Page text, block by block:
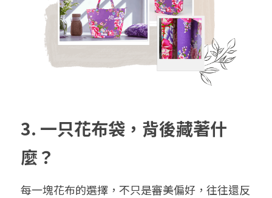
3. 一只花布袋，背後藏著什
麼？
每一塊花布的選擇，不只是審美偏好，往往還反